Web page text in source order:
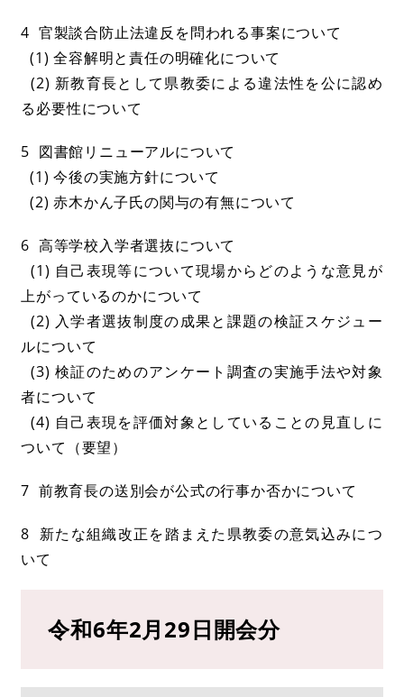
4 官製談合防止法違反を問われる事案について
(1) 全容解明と責任の明確化について
(2) 新教育長として県教委による違法性を公に認め
る必要性について
5 図書館リニューアルについて
(1) 今後の実施方針について
(2) 赤木かん子氏の関与の有無について
6 高等学校入学者選抜について
(1) 自己表現等について現場からどのような意見が
上がっているのかについて
(2) 入学者選抜制度の成果と課題の検証スケジュー
ルについて
(3) 検証のためのアンケート調査の実施手法や対象
者について
(4) 自己表現を評価対象としていることの見直しに
ついて（要望）
7 前教育長の送別会が公式の行事か否かについて
8 新たな組織改正を踏まえた県教委の意気込みにつ
いて
令和6年2月29日開会分